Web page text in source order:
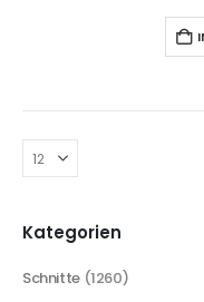
Kategorien
Schnitte (1260)